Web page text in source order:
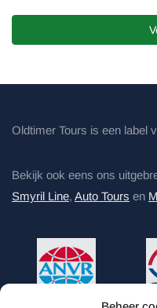
Oldtimer Tours is een label
Bekijk ook eens ons
Smyril Line, Auto Tours en